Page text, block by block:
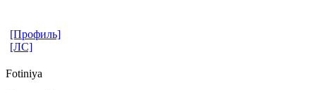
[Профиль]
[ЛС]
Fotiniya